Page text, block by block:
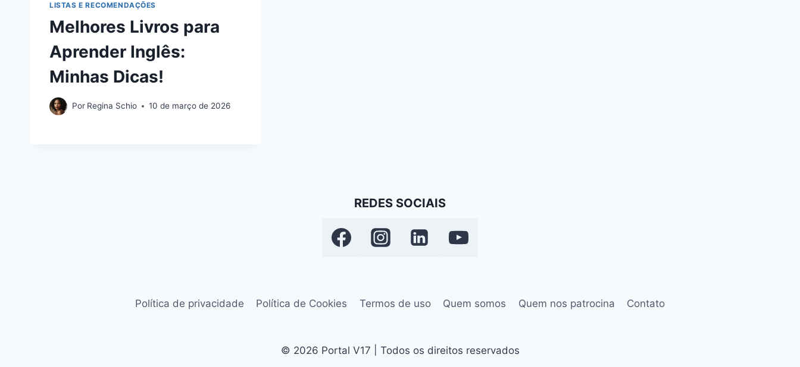
LISTAS E RECOMENDAÇÕES
Melhores Livros para
Aprender Inglês:
Minhas Dicas!
Por Regina Schio 10 de março de 2026
REDES SOCIAIS
Política de privacidade Política de Cookies Termos de uso Quem somos Quem nos patrocina Contato
© 2026 Portal V17 | Todos os direitos reservados